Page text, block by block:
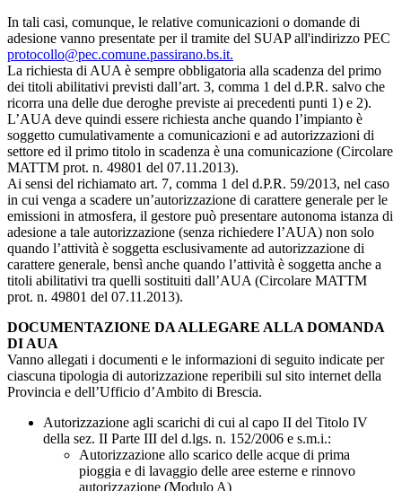
In tali casi, comunque, le relative comunicazioni o domande di
adesione vanno presentate per il tramite del SUAP all'indirizzo PEC
protocollo@pec.comune.passirano.bs.it.
La richiesta di AUA è sempre obbligatoria alla scadenza del primo
dei titoli abilitativi previsti dall’art. 3, comma 1 del d.P.R. salvo che
ricorra una delle due deroghe previste ai precedenti punti 1) e 2).
L’AUA deve quindi essere richiesta anche quando l’impianto è
soggetto cumulativamente a comunicazioni e ad autorizzazioni di
settore ed il primo titolo in scadenza è una comunicazione (Circolare
MATTM prot. n. 49801 del 07.11.2013).
Ai sensi del richiamato art. 7, comma 1 del d.P.R. 59/2013, nel caso
in cui venga a scadere un’autorizzazione di carattere generale per le
emissioni in atmosfera, il gestore può presentare autonoma istanza di
adesione a tale autorizzazione (senza richiedere l’AUA) non solo
quando l’attività è soggetta esclusivamente ad autorizzazione di
carattere generale, bensì anche quando l’attività è soggetta anche a
titoli abilitativi tra quelli sostituiti dall’AUA (Circolare MATTM
prot. n. 49801 del 07.11.2013).
DOCUMENTAZIONE DA ALLEGARE ALLA DOMANDA
DI AUA
Vanno allegati i documenti e le informazioni di seguito indicate per
ciascuna tipologia di autorizzazione reperibili sul sito internet della
Provincia e dell’Ufficio d’Ambito di Brescia.
Autorizzazione agli scarichi di cui al capo II del Titolo IV
della sez. II Parte III del d.lgs. n. 152/2006 e s.m.i.:
Autorizzazione allo scarico delle acque di prima
pioggia e di lavaggio delle aree esterne e rinnovo
autorizzazione (Modulo A)